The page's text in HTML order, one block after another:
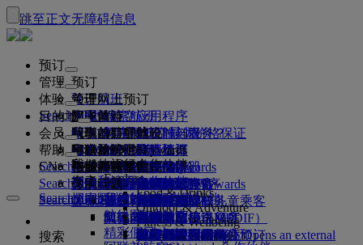
跳至正文无障碍信息
预订
预订
预订航班
搜索航班
航班时刻表
特惠机票
特别优惠
最佳票价搜索
计划行程
预订酒店
旅游项目和活动
关于网上预订
阿联酋航空应用程序
阿联酋航空最优价格保证
座位选择
票价保留
阿联酋航空应用程序
Search flight
管理
管理
管理预订
检索预订
取消预订
更改预订
选择你的座位
升级航班
管理专车接送服务
预订无障碍旅行
起飞前
起飞前
旅行信息
危险品手册
规则与公告
健康
医疗信息表（MEDIF）
餐食信息
行李
行李信息
行李信息
托运行李
随身行李
购买更多行李额度
额外托运行李额度
签证和护照
查找签证要求
签证和护照信息
美国旅行授权
阿联酋签证
Search flight
体验
空中体验
航班都有哪些设施与服务？
舱等特色
头等舱
商务舱
豪华经济舱
经济舱
机上舒适用品
阿联酋航空体验
你的旅程由此开始
阿联酋航空体验
专车接送服务
阿联酋航空服务
季节和节日
无接触旅程
家庭旅行
和家人一同出行
规划你的家庭旅行
无成人陪伴的儿童乘客
怀孕
行李额度
飞悦卓越
飞悦卓越
飞悦卓越的理由
关于我们
关于我们
我们的故事
媒体中心媒体中心 Opens an external
Search flight
目的地
我们的目的地
目的地
我们的目的地
亚太地区
美洲
非洲
欧洲
Explore Dubai
Explore Dubai
Explore
Food & Drinks
Outdoor & Adventure
Fitness & Wellbeing
Culture & Heritage
我们的旅行合作伙伴
空中和地面合作伙伴
我们的旅行合作伙伴
澳洲航空
flydubai
探索
探索阿联酋航空目的地
航线图
精彩假日
Search flight
会员
阿联酋航空Skywards
加入阿联酋航空 Skywards
关于阿联酋航空Skywards
会员级别
迪拜航空
现金+里程
企业商务奖励
注册你的公司
企业商务奖励
注册你的公司
登录“企业商务奖励”
Search flight
帮助
帮助和联系方式
帮助和联系方式
帮助和联系方式
更改或取消
签证和护照帮助
你的问题
常见问题
常见问题
阿联酋航空办事处预订
Search flight
CN
搜索